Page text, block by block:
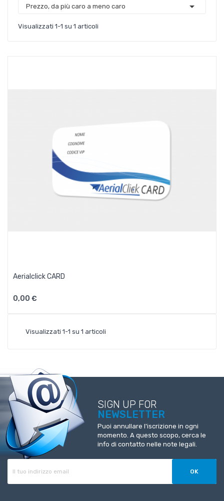
Prezzo, da più caro a meno caro 
Visualizzati 1-1 su 1 articoli
Aerialclick CARD
0,00 €
Visualizzati 1-1 su 1 articoli
SIGN UP FOR
NEWSLETTER
Puoi annullare l'iscrizione in ogni
momento. A questo scopo, cerca le
info di contatto nelle note legali.